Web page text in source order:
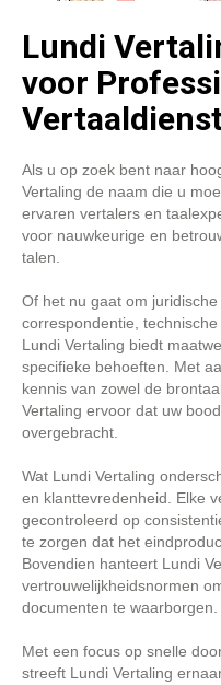
Lundi
voor
Als u op zoek bent naar
Vertaling de naam die u
ervaren vertalers en
voor nauwkeurige en
talen.
Of het nu gaat om
correspondentie,
Lundi Vertaling biedt
specifieke behoeften. Met
kennis van zowel de
Vertaling ervoor dat uw
overgebracht.
Wat Lundi Vertaling
en klanttevredenheid. Elke
gecontroleerd op
te zorgen dat het
Bovendien hanteert Lundi
vertrouwelijkheidsnormen
documenten te waarborgen.
Met een focus op snelle
streeft Lundi Vertaling